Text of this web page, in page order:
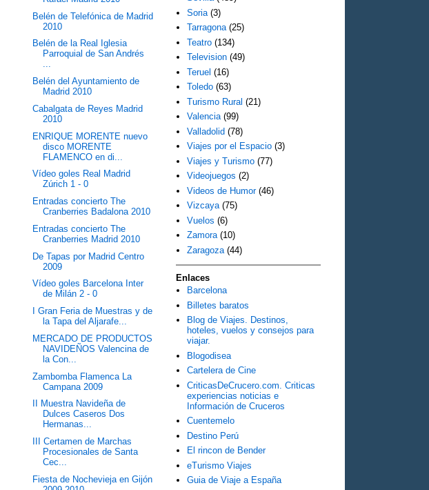
Belén de Telefónica de Madrid
2010
Belén de la Real Iglesia
Parroquial de San Andrés
...
Belén del Ayuntamiento de
Madrid 2010
Cabalgata de Reyes Madrid
2010
ENRIQUE MORENTE nuevo
disco MORENTE
FLAMENCO en di...
Vídeo goles Real Madrid
Zúrich 1 - 0
Entradas concierto The
Cranberries Badalona 2010
Entradas concierto The
Cranberries Madrid 2010
De Tapas por Madrid Centro
2009
Vídeo goles Barcelona Inter
de Milán 2 - 0
I Gran Feria de Muestras y de
la Tapa del Aljarafe...
MERCADO DE PRODUCTOS
NAVIDEÑOS Valencina de
la Con...
Zambomba Flamenca La
Campana 2009
II Muestra Navideña de
Dulces Caseros Dos
Hermanas...
III Certamen de Marchas
Procesionales de Santa
Cec...
Fiesta de Nochevieja en Gijón
Soria (3)
Tarragona (25)
Teatro (134)
Television (49)
Teruel (16)
Toledo (63)
Turismo Rural (21)
Valencia (99)
Valladolid (78)
Viajes por el Espacio (3)
Viajes y Turismo (77)
Videojuegos (2)
Videos de Humor (46)
Vizcaya (75)
Vuelos (6)
Zamora (10)
Zaragoza (44)
Enlaces
Barcelona
Billetes baratos
Blog de Viajes. Destinos,
hoteles, vuelos y consejos para
viajar.
Blogodisea
Cartelera de Cine
CriticasDeCrucero.com. Criticas
experiencias noticias e
Información de Cruceros
Cuentemelo
Destino Perú
El rincon de Bender
eTurismo Viajes
Guia de Viaje a España